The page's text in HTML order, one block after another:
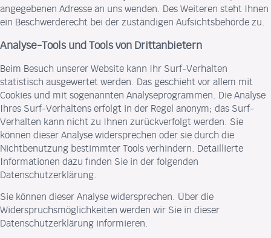
angegebenen Adresse an uns wenden. Des Weiteren steht Ihnen
ein Beschwerderecht bei der zuständigen Aufsichtsbehörde zu.
Analyse-Tools und Tools von Drittanbietern
Beim Besuch unserer Website kann Ihr Surf-Verhalten
statistisch ausgewertet werden. Das geschieht vor allem mit
Cookies und mit sogenannten Analyseprogrammen. Die Analyse
Ihres Surf-Verhaltens erfolgt in der Regel anonym; das Surf-
Verhalten kann nicht zu Ihnen zurückverfolgt werden. Sie
können dieser Analyse widersprechen oder sie durch die
Nichtbenutzung bestimmter Tools verhindern. Detaillierte
Informationen dazu finden Sie in der folgenden
Datenschutzerklärung.
Sie können dieser Analyse widersprechen. Über die
Widerspruchsmöglichkeiten werden wir Sie in dieser
Datenschutzerklärung informieren.